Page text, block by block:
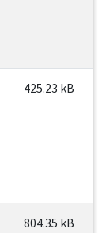
425.23 kB
804.35 kB